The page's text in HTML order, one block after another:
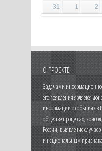
31
1 2
О ПРОЕКТЕ
Задачами информационно-
его появления является
информации о событиях в
обществе процессах,
России, выявление
и национальным